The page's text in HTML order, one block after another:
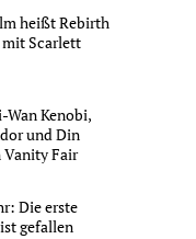
heißt Rebirth
mit Scarlett
Wan Kenobi,
und Din
Vanity Fair
Die erste
gefallen